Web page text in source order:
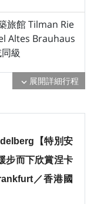
旅館 Tilman Rie
Altes Brauhaus
同級
expand_more 展開詳細行程
【特別安
步而下欣賞涅卡
／香港國